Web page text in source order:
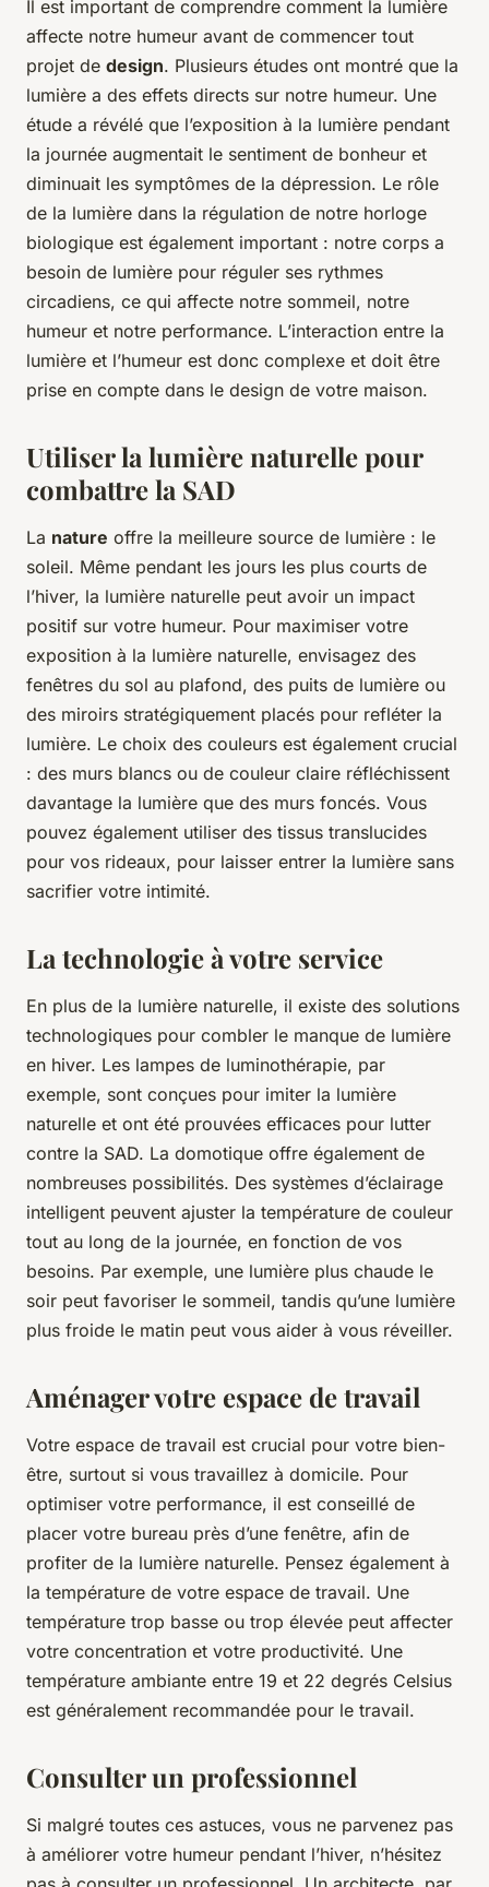
Il est important de comprendre comment la lumière
affecte notre humeur avant de commencer tout
projet de design. Plusieurs études ont montré que la
lumière a des effets directs sur notre humeur. Une
étude a révélé que l’exposition à la lumière pendant
la journée augmentait le sentiment de bonheur et
diminuait les symptômes de la dépression. Le rôle
de la lumière dans la régulation de notre horloge
biologique est également important : notre corps a
besoin de lumière pour réguler ses rythmes
circadiens, ce qui affecte notre sommeil, notre
humeur et notre performance. L’interaction entre la
lumière et l’humeur est donc complexe et doit être
prise en compte dans le design de votre maison.
Utiliser la lumière naturelle pour
combattre la SAD
La nature offre la meilleure source de lumière : le
soleil. Même pendant les jours les plus courts de
l’hiver, la lumière naturelle peut avoir un impact
positif sur votre humeur. Pour maximiser votre
exposition à la lumière naturelle, envisagez des
fenêtres du sol au plafond, des puits de lumière ou
des miroirs stratégiquement placés pour refléter la
lumière. Le choix des couleurs est également crucial
: des murs blancs ou de couleur claire réfléchissent
davantage la lumière que des murs foncés. Vous
pouvez également utiliser des tissus translucides
pour vos rideaux, pour laisser entrer la lumière sans
sacrifier votre intimité.
La technologie à votre service
En plus de la lumière naturelle, il existe des solutions
technologiques pour combler le manque de lumière
en hiver. Les lampes de luminothérapie, par
exemple, sont conçues pour imiter la lumière
naturelle et ont été prouvées efficaces pour lutter
contre la SAD. La domotique offre également de
nombreuses possibilités. Des systèmes d’éclairage
intelligent peuvent ajuster la température de couleur
tout au long de la journée, en fonction de vos
besoins. Par exemple, une lumière plus chaude le
soir peut favoriser le sommeil, tandis qu’une lumière
plus froide le matin peut vous aider à vous réveiller.
Aménager votre espace de travail
Votre espace de travail est crucial pour votre bien-
être, surtout si vous travaillez à domicile. Pour
optimiser votre performance, il est conseillé de
placer votre bureau près d’une fenêtre, afin de
profiter de la lumière naturelle. Pensez également à
la température de votre espace de travail. Une
température trop basse ou trop élevée peut affecter
votre concentration et votre productivité. Une
température ambiante entre 19 et 22 degrés Celsius
est généralement recommandée pour le travail.
Consulter un professionnel
Si malgré toutes ces astuces, vous ne parvenez pas
à améliorer votre humeur pendant l’hiver, n’hésitez